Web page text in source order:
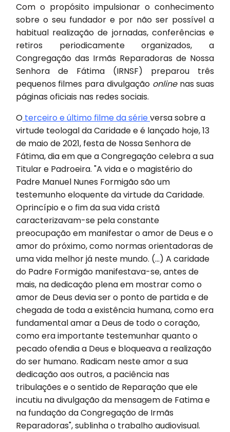
Com o propósito impulsionar o conhecimento
sobre o seu fundador e por não ser possível a
habitual realização de jornadas, conferências e
retiros periodicamente organizados, a
Congregação das Irmãs Reparadoras de Nossa
Senhora de Fátima (IRNSF) preparou três
pequenos filmes para divulgação onlinenas suas
páginas oficiais nas redes sociais.
O terceiro e último filme da sérieversa sobre a
virtude teologal da Caridade e é lançado hoje, 13
de maio de 2021, festa de Nossa Senhora de
Fátima, dia em que a Congregação celebra a sua
Titular e Padroeira. "A vida e o magistério do
Padre Manuel Nunes Formigão são um
testemunho eloquente da virtude da Caridade.
Oprincípio e o fim da sua vida cristã
caracterizavam-se pela constante
preocupação em manifestar o amor de Deus e o
amor do próximo, como normas orientadoras de
uma vida melhor já neste mundo. (...) A caridade
do Padre Formigão manifestava-se, antes de
mais, na dedicação plena em mostrar como o
amor de Deus devia ser o ponto de partida e de
chegada de toda a existência humana, como era
fundamental amar a Deus de todo o coração,
como era importante testemunhar quanto o
pecado ofendia a Deus e bloqueava a realização
do ser humano. Radicam neste amor a sua
dedicação aos outros, a paciência nas
tribulações e o sentido de Reparação que ele
incutiu na divulgação da mensagem de Fatima e
na fundação da Congregação de Irmãs
Reparadoras", sublinha o trabalho audiovisual.